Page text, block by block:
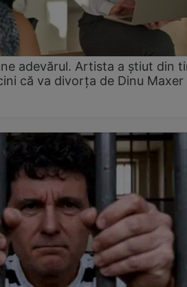
adevărul. Artista a știut din
că va divorța de Dinu Maxer